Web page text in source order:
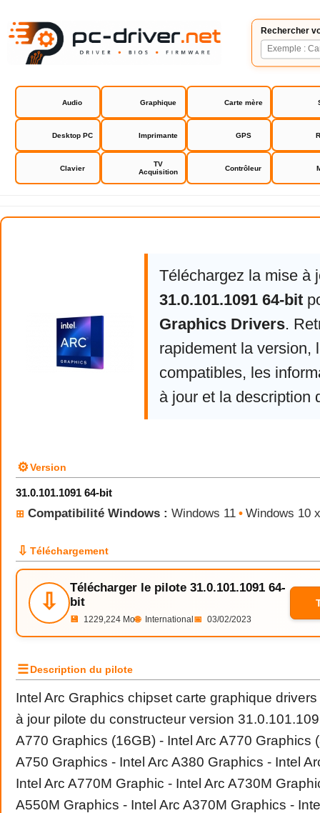
Rechercher
Audio Graphique Carte mère
Desktop PC Imprimante GPS
Clavier
TV
Acquisition
Contrôleur
Intel Arc Graphics Drivers
Téléchargez la mise à
31.0.101.1091 64-bit
Graphics Drivers.
rapidement la version,
compatibles, les
à jour et la description
⚙Version
31.0.101.1091 64-bit
⊞ Compatibilité Windows : Windows 11 • Windows 10
⇩ Téléchargement
⇩
Télécharger le pilote 31.0.101.1091 64-
bit
💾 1229,224 Mo🌐 International 📅 03/02/2023
☰Description du pilote
Intel Arc Graphics chipset carte graphique
à jour pilote du constructeur version
A770 Graphics (16GB) - Intel Arc A770 Graphics
A750 Graphics - Intel Arc A380 Graphics - Intel
Intel Arc A770M Graphic - Intel Arc A730M
A550M Graphics - Intel Arc A370M Graphics -